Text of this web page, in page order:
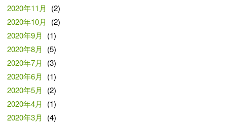
2020年11月
(2)
2020年10月
(2)
2020年9月
(1)
2020年8月
(5)
2020年7月
(3)
2020年6月
(1)
2020年5月
(2)
2020年4月
(1)
2020年3月
(4)